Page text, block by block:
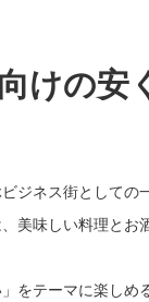
けの安
ジネス街としての
美味しい料理とお
をテーマに楽しめ